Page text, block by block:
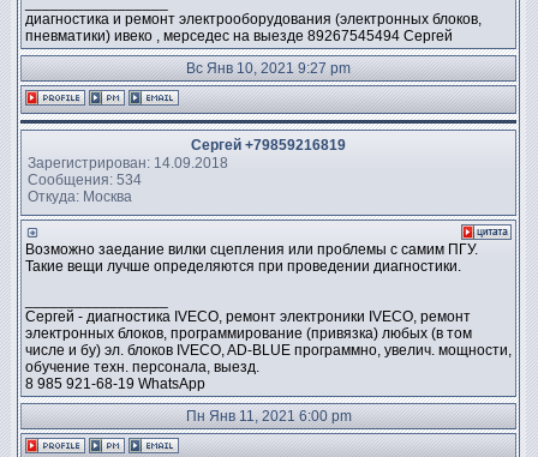
диагностика и ремонт электрооборудования (электронных блоков,
пневматики) ивеко , мерседес на выезде 89267545494 Сергей
Вс Янв 10, 2021 9:27 pm
Сергей +79859216819
Зарегистрирован: 14.09.2018
Сообщения: 534
Откуда: Москва
Возможно заедание вилки сцепления или проблемы с самим ПГУ.
Такие вещи лучше определяются при проведении диагностики.
Сергей - диагностика IVECO, ремонт электроники IVECO, ремонт
электронных блоков, программирование (привязка) любых (в том
числе и бу) эл. блоков IVECO, AD-BLUE программно, увелич. мощности,
обучение техн. персонала, выезд.
8 985 921-68-19 WhatsApp
Пн Янв 11, 2021 6:00 pm